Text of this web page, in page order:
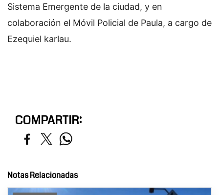
Sistema Emergente de la ciudad, y en
colaboración el Móvil Policial de Paula, a cargo de
Ezequiel karlau.
COMPARTIR:
Notas Relacionadas